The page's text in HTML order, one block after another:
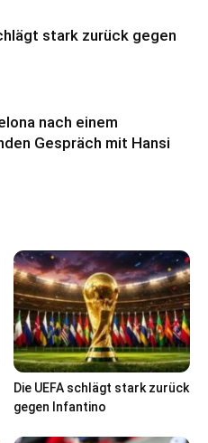
stark zurück gegen
nach einem
Gespräch mit Hansi
Die UEFA schlägt stark zurück
gegen Infantino